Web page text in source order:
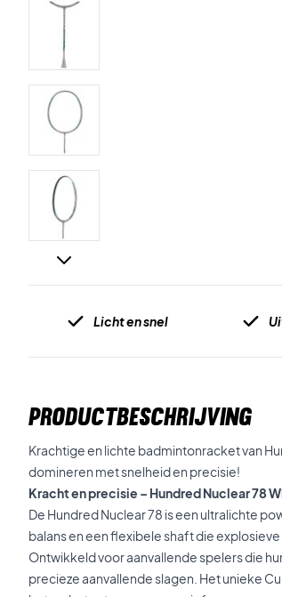
Licht en snel
PRODUCTBESCHRIJVING
Krachtige en lichte badmintonracket van
domineren met snelheid en precisie!
Kracht en precisie – Hundred Nuclear 78
De Hundred Nuclear 78 is een ultralichte
balans en een flexibele shaft die
Ontwikkeld voor aanvallende spelers die
precieze aanvallende slagen. Het unieke